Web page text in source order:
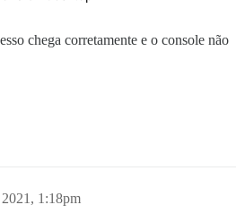
chega corretamente e o console não
1:18pm